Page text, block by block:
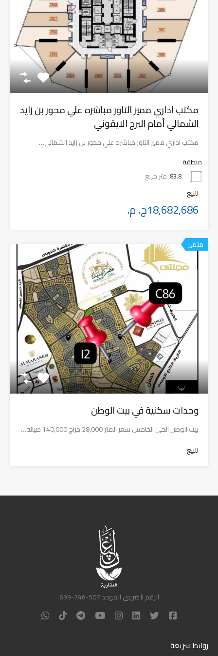
مكتب اداري مميز التاور مباشره علي محور بن زايد
الشمالي أمام البرج الايقوني
مكتب اداري مميز التاور مباشره علي محور بن زايد الشمالي…
منطقة
83.8 متر مربع
للبيع
18,682,686ج. م.
متميز
وحدات سكنية في بيت الوطن
بيت الوطن الحي الخامس سعر المتر 28,000 جراج 140,000 صيانه…
للبيع
الرقم الضريبي الموحد 507-746-699
روابط سريعة